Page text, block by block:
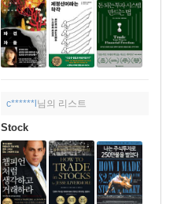
c******l님의 리스트
Stock